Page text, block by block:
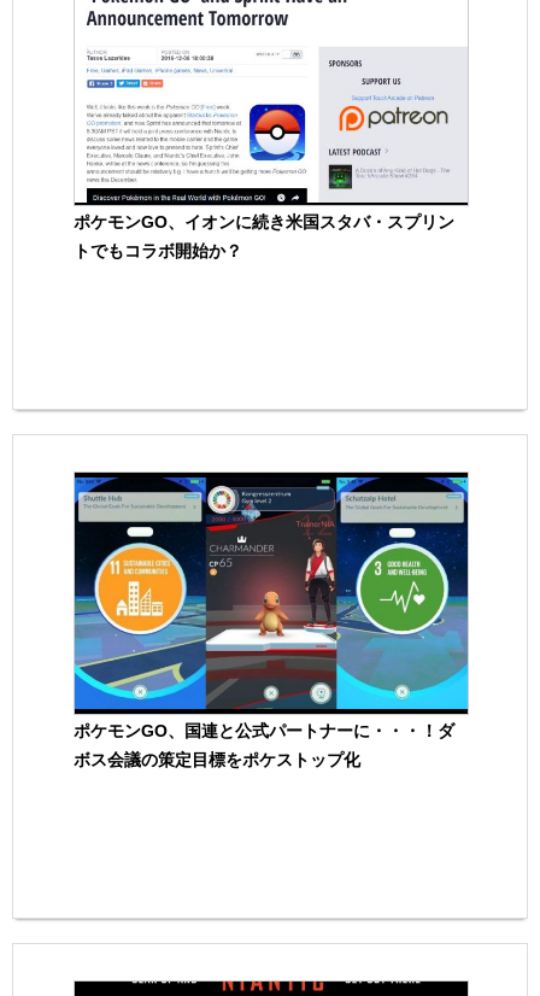
ポケモンGO、イオンに続き米国スタバ・スプリン
トでもコラボ開始か？
ポケモンGO、国連と公式パートナーに・・・！ダ
ボス会議の策定目標をポケストップ化